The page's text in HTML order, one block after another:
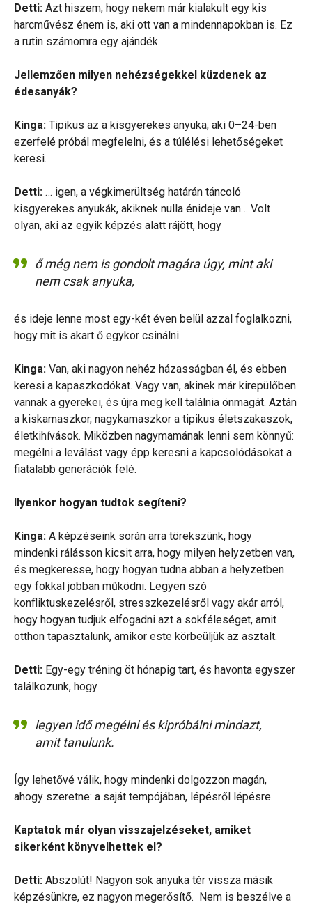
Detti: Azt hiszem, hogy nekem már kialakult egy kis
harcművész énem is, aki ott van a mindennapokban is. Ez
a rutin számomra egy ajándék.
Jellemzően milyen nehézségekkel küzdenek az
édesanyák?
Kinga: Tipikus az a kisgyerekes anyuka, aki 0–24-ben
ezerfelé próbál megfelelni, és a túlélési lehetőségeket
keresi.
Detti: … igen, a végkimerültség határán táncoló
kisgyerekes anyukák, akiknek nulla énideje van… Volt
olyan, aki az egyik képzés alatt rájött, hogy
ő még nem is gondolt magára úgy, mint aki
nem csak anyuka,
és ideje lenne most egy-két éven belül azzal foglalkozni,
hogy mit is akart ő egykor csinálni.
Kinga: Van, aki nagyon nehéz házasságban él, és ebben
keresi a kapaszkodókat. Vagy van, akinek már kirepülőben
vannak a gyerekei, és újra meg kell találnia önmagát. Aztán
a kiskamaszkor, nagykamaszkor a tipikus életszakaszok,
életkihívások. Miközben nagymamának lenni sem könnyű:
megélni a leválást vagy épp keresni a kapcsolódásokat a
fiatalabb generációk felé.
Ilyenkor hogyan tudtok segíteni?
Kinga: A képzéseink során arra törekszünk, hogy
mindenki rálásson kicsit arra, hogy milyen helyzetben van,
és megkeresse, hogy hogyan tudna abban a helyzetben
egy fokkal jobban működni. Legyen szó
konfliktuskezelésről, stresszkezelésről vagy akár arról,
hogy hogyan tudjuk elfogadni azt a sokféleséget, amit
otthon tapasztalunk, amikor este körbeüljük az asztalt.
Detti: Egy-egy tréning öt hónapig tart, és havonta egyszer
találkozunk, hogy
legyen idő megélni és kipróbálni mindazt,
amit tanulunk.
Így lehetővé válik, hogy mindenki dolgozzon magán,
ahogy szeretne: a saját tempójában, lépésről lépésre.
Kaptatok már olyan visszajelzéseket, amiket
sikerként könyvelhettek el?
Detti: Abszolút! Nagyon sok anyuka tér vissza másik
képzésünkre, ez nagyon megerősítő. Nem is beszélve a